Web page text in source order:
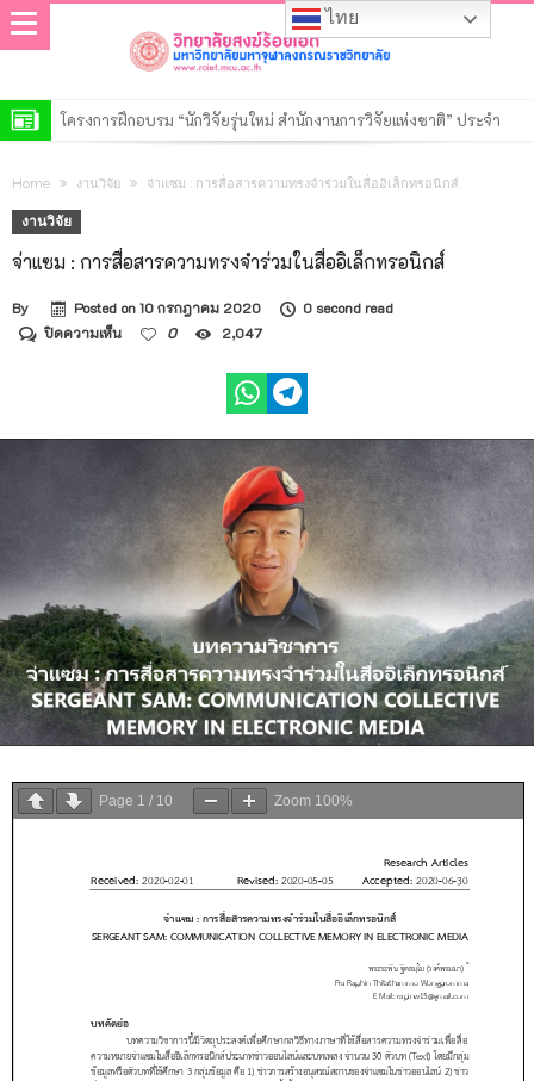
โครงการฝึกอบรม “นักวิจัยรุ่นใหม่ สำนักงานการวิจัยแห่งชาติ” ประจำ
วิชาพระพุทธศาสนา รอบที่ ๒ ประจำปีการศึกษา ๒๕๖๙
เรื่อง รายชื่อผู้มีสิทธิ์เข้าศึกษาต่อหลักสูตรพุทธศาสตรมหาบัณฑิต สาขา
ประกาศวิทยาลัยสงฆ์ร้อยเอ็ด มหาวิทยาลัยมหาจุฬาลงกรณราชวิทยาลัย
วิชาการบริหารการศึกษา รอบที่ ๒ ประจำปีการศึกษา ๒๕๖๙
เรื่อง รายชื่อผู้มีสิทธิ์เข้าศึกษาต่อหลักสูตรระดับปริญญาตรีรอบที่ ๒ ประจำ
ปีการศึกษา ๒๕๖๙
ประกาศวิทยาลัยสงฆ์ร้อยเอ็ด มหาวิทยาลัยมหาจุฬาลงกรณราชวิทยาลัย
เรื่อง รายชื่อผู้มีสิทธิ์เข้าศึกษาต่อหลักสูตรระดับประกาศนียบัตร รอบที่ ๒
ประจำปีการศึกษา ๒๕๖๙
ประกาศมหาวิทยาลัยมหาจุฬาลงกรณราชวิทยาลัย เรื่อง ประกาศผู้ชนะ
การเสนอราคา ประกวดราคาจ้างก่อสร้างปรับปรุงอาคารเรียน วิทยาลัย
สงฆ์ร้อยเอ็ด ตำบลนิเวศน์ อำเภอธวัชบุรี จังหวัดร้อยเอ็ด ๑ งาน ด้วยวิธี
ประกวดราคาอิเล็กทรอนิกส์ (e-bidding)
Home งานวิจัย จ่าแซม : การสื่อสารความทรงจำร่วมในสื่ออิเล็กทรอนิกส์
งานวิจัย
จ่าแซม : การสื่อสารความทรงจำร่วมในสื่ออิเล็กทรอนิกส์
By Posted on10 กรกฎาคม 2020
0 second read
ปิดความเห็นบน
ความ
ร่วม
ใน
สื่อ
อิเล็กทรอนิกส์
0 2,047
Page 1 / 10 Zoom 100%
ไทย